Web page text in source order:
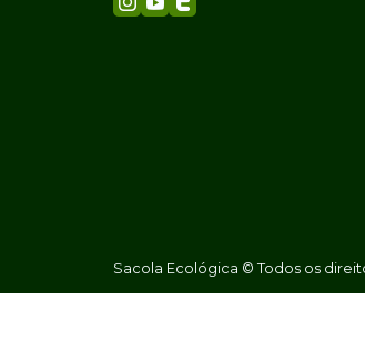
Sacola Ecológica © Todos os